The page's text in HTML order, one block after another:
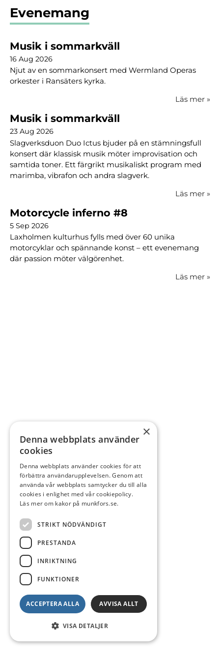
Evenemang
Musik i sommarkväll
16 Aug 2026
Njut av en sommarkonsert med Wermland Operas
orkester i Ransäters kyrka.
Läs mer »
Musik i sommarkväll
23 Aug 2026
Slagverksduon Duo Ictus bjuder på en stämningsfull
konsert där klassisk musik möter improvisation och
samtida toner. Ett färgrikt musikaliskt program med
marimba, vibrafon och andra slagverk.
Läs mer »
Motorcycle inferno #8
5 Sep 2026
Laxholmen kulturhus fylls med över 60 unika
motorcyklar och spännande konst – ett evenemang
där passion möter välgörenhet.
Läs mer »
×
Denna webbplats använder
cookies
Denna webbplats använder cookies för att
förbättra användarupplevelsen. Genom att
använda vår webbplats samtycker du till alla
cookies i enlighet med vår cookiepolicy.
Läs mer om kakor på munkfors.se.
STRIKT NÖDVÄNDIGT
PRESTANDA
INRIKTNING
FUNKTIONER
ACCEPTERA ALLA AVVISA ALLT
VISA DETALJER